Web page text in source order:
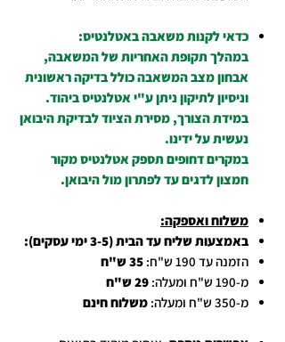
כדאי לקנות משאבה באטלנטיס:
במהלך תקופת האחריות של המשאבה,
אבחון מצב המשאבה כולל בדיקה ראשונית
וניסיון לתיקון ניתן ע"י אטלנטיס ביהוד.
במידת הצורך, מסירת הציוד לבדיקת היבואן
נעשית על ידינו.
במקרים דחופים תספק אטלנטיס מקור
חמצון לדגים עד לפתרון מול היבואן.
משלוח ואספקה:
באמצעות שליח עד הבית (3-5 ימי עסקים):
הזמנה עד 190 ש"ח:
35 ש"ח
מ-190 ש"ח ומעלה:
29 ש"ח
מ-350 ש"ח ומעלה:
משלוח חינם